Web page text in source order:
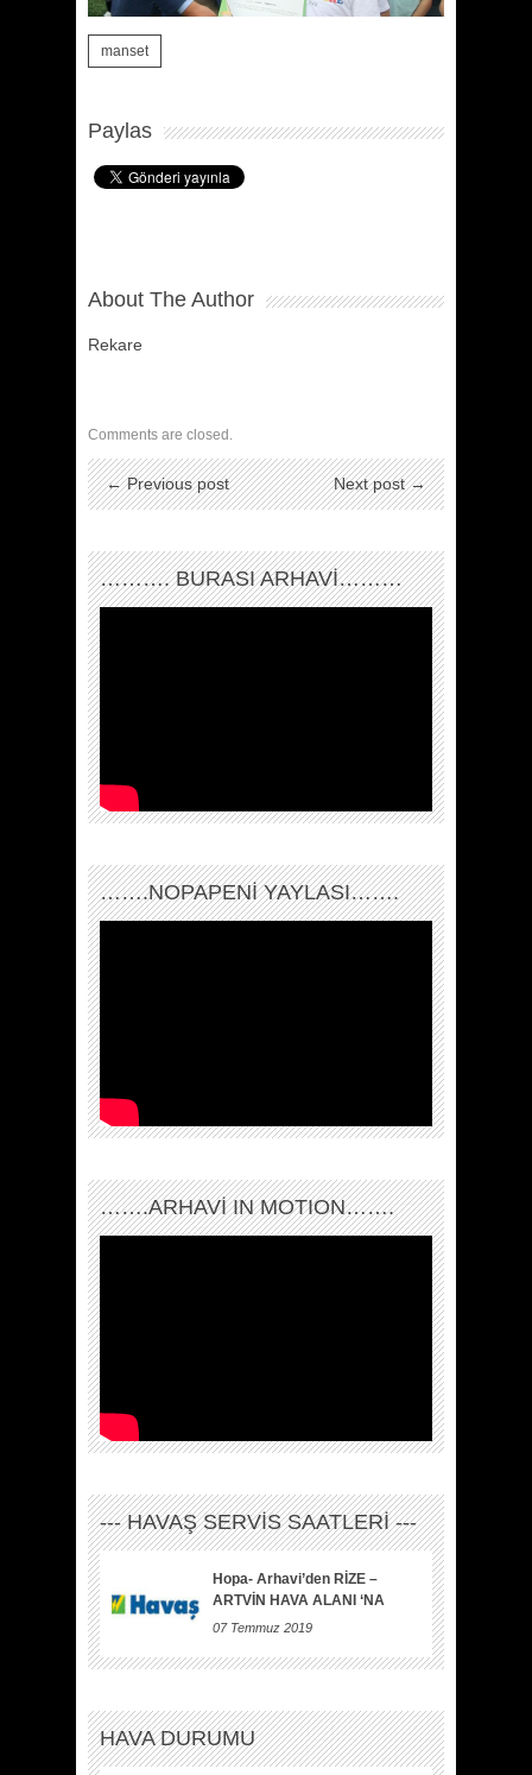
manset
Paylas
About The Author
Rekare
Comments are closed.
← Previous post Next post →
………. BURASI ARHAVİ………
…….NOPAPENİ YAYLASI…….
…….ARHAVI IN MOTION…….
--- HAVAŞ SERVİS SAATLERİ ---
Hopa- Arhavi’den RİZE –
ARTVİN HAVA ALANI ‘NA
07 Temmuz 2019
HAVA DURUMU